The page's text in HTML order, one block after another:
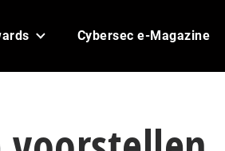
Cybersec e-Magazine